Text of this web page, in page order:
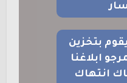
يقوم بتخزين
ابلاغنا
انتهاك